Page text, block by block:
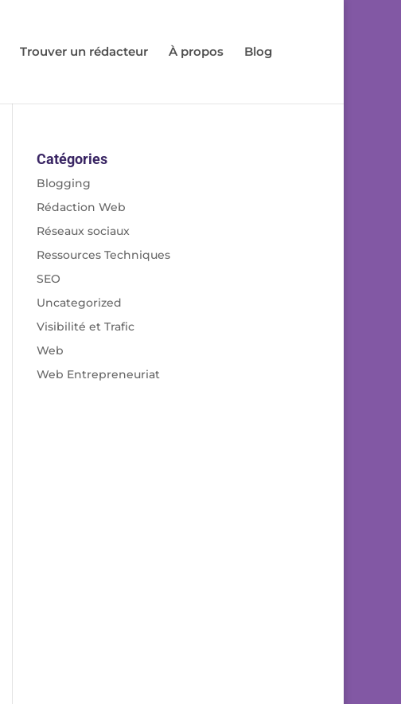
Trouver un rédacteur À propos Blog
Catégories
Blogging
Rédaction Web
Réseaux sociaux
Ressources Techniques
SEO
Uncategorized
Visibilité et Trafic
Web
Web Entrepreneuriat